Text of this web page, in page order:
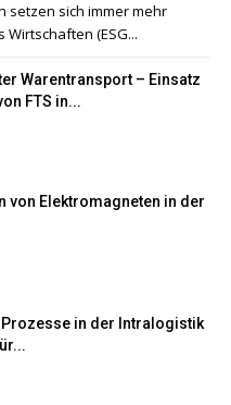
setzen sich immer mehr
(ESG...
Warentransport – Einsatz
FTS in...
von Elektromagneten in der
Prozesse in der Intralogistik